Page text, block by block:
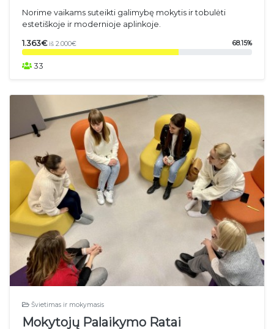
Norime vaikams suteikti galimybę mokytis ir tobulėti
estetiškoje ir modernioje aplinkoje.
1.363€ iš 2.000€ 68.15%
33
Švietimas ir mokymasis
Mokytojų Palaikymo Ratai